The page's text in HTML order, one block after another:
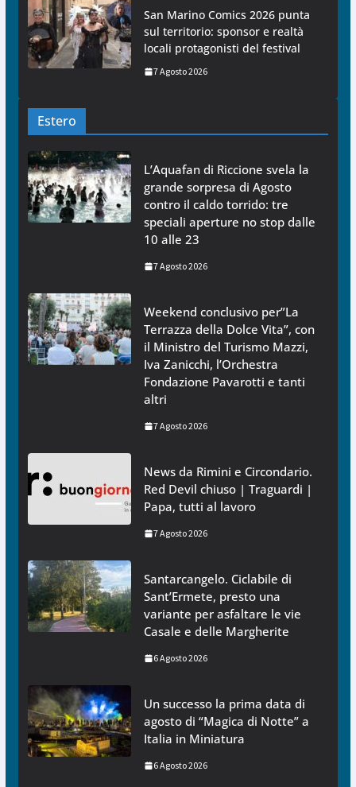
San Marino Comics 2026 punta
sul territorio: sponsor e realtà
locali protagonisti del festival
7 Agosto 2026
Estero
L’Aquafan di Riccione svela la
grande sorpresa di Agosto
contro il caldo torrido: tre
speciali aperture no stop dalle
10 alle 23
7 Agosto 2026
Weekend conclusivo per”La
Terrazza della Dolce Vita”, con
il Ministro del Turismo Mazzi,
Iva Zanicchi, l’Orchestra
Fondazione Pavarotti e tanti
altri
7 Agosto 2026
News da Rimini e Circondario.
Red Devil chiuso | Traguardi |
Papa, tutti al lavoro
7 Agosto 2026
Santarcangelo. Ciclabile di
Sant’Ermete, presto una
variante per asfaltare le vie
Casale e delle Margherite
6 Agosto 2026
Un successo la prima data di
agosto di “Magica di Notte” a
Italia in Miniatura
6 Agosto 2026